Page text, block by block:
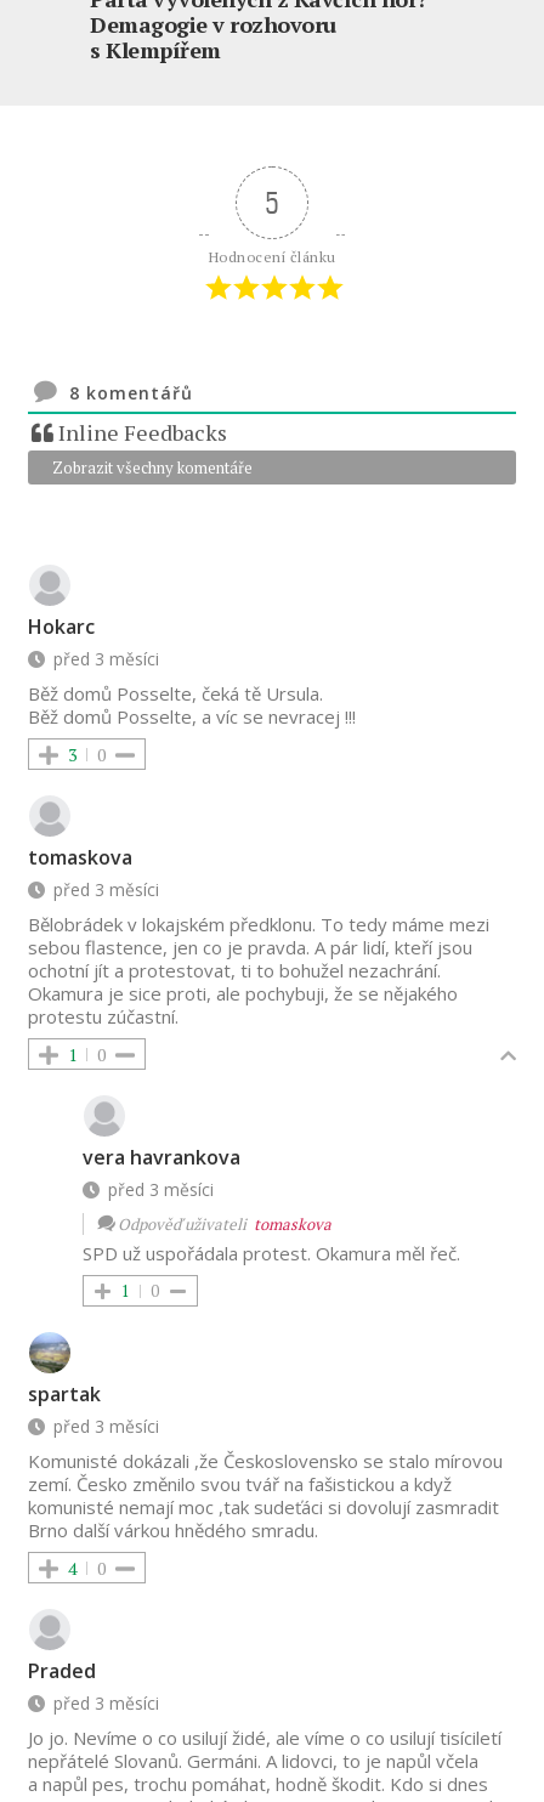
Demagogie v rozhovoru
s Klempířem
5
Hodnocení článku
8 komentářů
Inline Feedbacks
Zobrazit všechny komentáře
Hokarc
před 3 měsíci
Běž domů Posselte, čeká tě Ursula.
Běž domů Posselte, a víc se nevracej !!!
3 0
tomaskova
před 3 měsíci
Bělobrádek v lokajském předklonu. To tedy máme mezi
sebou flastence, jen co je pravda. A pár lidí, kteří jsou
ochotní jít a protestovat, ti to bohužel nezachrání.
Okamura je sice proti, ale pochybuji, že se nějakého
protestu zúčastní.
1 0
vera havrankova
před 3 měsíci
Odpověď uživateli tomaskova
SPD už uspořádala protest. Okamura měl řeč.
1 0
spartak
před 3 měsíci
Komunisté dokázali ,že Československo se stalo mírovou
zemí. Česko změnilo svou tvář na fašistickou a když
komunisté nemají moc ,tak sudeťáci si dovolují zasmradit
Brno další várkou hnědého smradu.
4 0
Praded
před 3 měsíci
Jo jo. Nevíme o co usilují židé, ale víme o co usilují tisíciletí
nepřátelé Slovanů. Germáni. A lidovci, to je napůl včela
a napůl pes, trochu pomáhat, hodně škodit. Kdo si dnes